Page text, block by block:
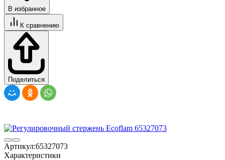
В избранное
К сравнению
Поделиться
Артикул:65327073
Характеристики